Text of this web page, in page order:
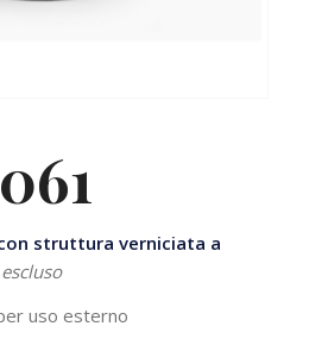
struttura verniciata a
uso esterno